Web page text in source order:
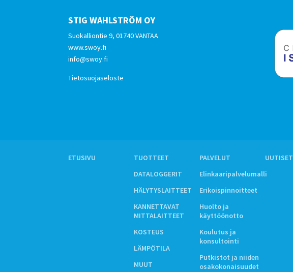
STIG WAHLSTRÖM OY
Suokalliontie 9, 01740 VANTAA
www.swoy.fi
info@swoy.fi
Tietosuojaseloste
ETUSIVU
TUOTTEET
DATALOGGERIT
HÄLYTYSLAITTEET
KANNETTAVAT
MITTALAITTEET
KOSTEUS
LÄMPÖTILA
MUUT
PALVELUT
Elinkaaripalvelumalli
Erikoispinnoitteet
Huolto ja
käyttöönotto
Koulutus ja
konsultointi
Putkistot ja niiden
osakokonaisuudet
UUTISET